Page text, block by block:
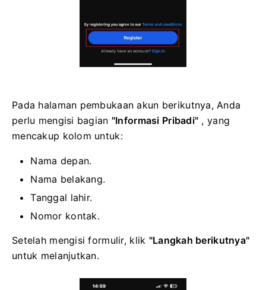
Pada halaman pembukaan akun berikutnya, Anda
perlu mengisi bagian "Informasi Pribadi" , yang
mencakup kolom untuk:
Nama depan.
Nama belakang.
Tanggal lahir.
Nomor kontak.
Setelah mengisi formulir, klik "Langkah berikutnya"
untuk melanjutkan.